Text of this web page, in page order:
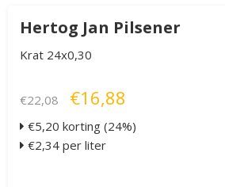
Hertog Jan Pilsener
Krat 24x0,30
€22,08 €16,88
€5,20 korting (24%)
€2,34 per liter